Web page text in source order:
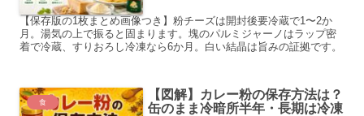
【保存版の1枚まとめ画像つき】粉チーズは開封後要冷蔵で1〜2か
月。湯気の上で振ると固まります。塊のパルミジャーノはラップ密
着で冷蔵、すりおろし冷凍なら6か月。白い結晶は旨みの証拠です。
食
【図解】カレー粉の保存方法は？
缶のまま冷暗所半年・長期は冷凍